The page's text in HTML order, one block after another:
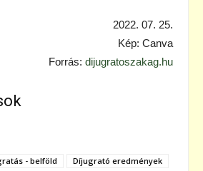
2022. 07. 25.
Kép: Canva
Forrás: dijugratoszakag.hu
- belföld Díjugrató eredmények